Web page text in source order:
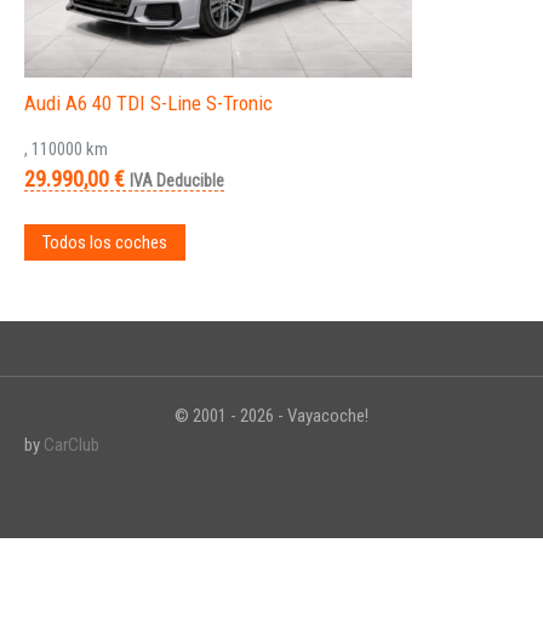
Audi A6 40 TDI S-Line S-Tronic
, 110000 km
29.990,00 € IVA Deducible
Todos los coches
© 2001 - 2026 - Vayacoche!
by CarClub